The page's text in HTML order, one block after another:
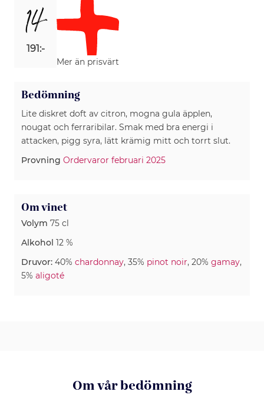
14
191:-
Mer än prisvärt
Bedömning
Lite diskret doft av citron, mogna gula äpplen,
nougat och ferraribilar. Smak med bra energi i
attacken, pigg syra, lätt krämig mitt och torrt slut.
Provning Ordervaror februari 2025
Om vinet
Volym 75 cl
Alkohol 12 %
Druvor: 40% chardonnay, 35% pinot noir, 20% gamay,
5% aligoté
Om vår bedömning